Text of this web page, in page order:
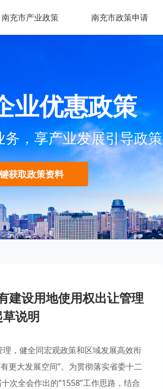
南充市产业政策 南充市政策申请
业优惠政策
，享产业发展引导政策
获取政策资料
建设用地使用权出让管理
说明
，健全同宏观政策和区域发展高效衔
更大发展空间”。为贯彻落实省委十二
次全会作出的“1558”工作思路，结合